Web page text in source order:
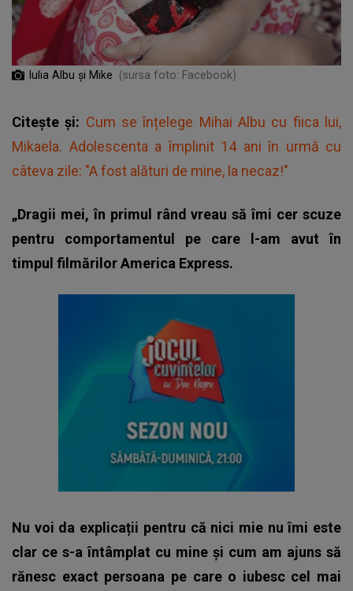
Iulia Albu şi Mike (sursa foto: Facebook)
Citește și: Cum se înțelege Mihai Albu cu fiica lui,
Mikaela. Adolescenta a împlinit 14 ani în urmă cu
câteva zile: "A fost alături de mine, la necaz!"
„Dragii mei, în primul rând vreau să îmi cer scuze
pentru comportamentul pe care l-am avut în
timpul filmărilor America Express.
Nu voi da explicații pentru că nici mie nu îmi este
clar ce s-a întâmplat cu mine și cum am ajuns să
rănesc exact persoana pe care o iubesc cel mai